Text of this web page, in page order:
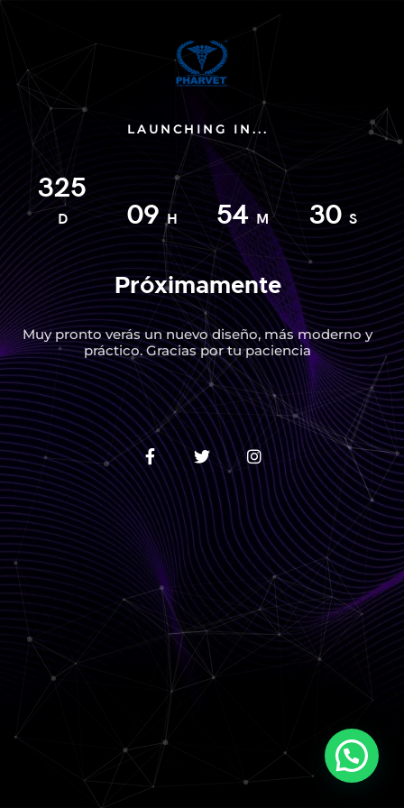
LAUNCHING IN...
325
D 09H 54 M 30 S
Próximamente
Muy pronto verás un nuevo diseño, más moderno y
práctico. Gracias por tu paciencia